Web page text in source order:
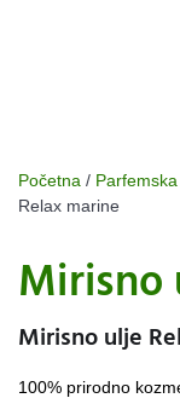
Početna /
Relax marine
Mirisno
Mirisno ulje
100% prirodno